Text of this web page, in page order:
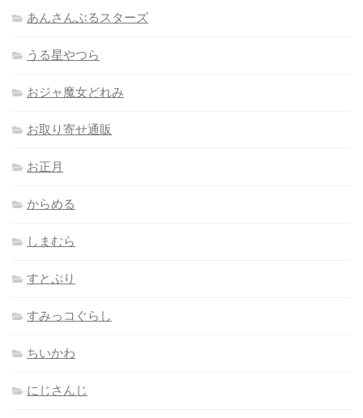
あんさんぶるスターズ
うる星やつら
おジャ魔女どれみ
お取り寄せ通販
お正月
からめる
しまむら
すとぷり
すみっコぐらし
ちいかわ
にじさんじ